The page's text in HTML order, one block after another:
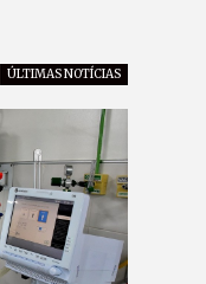
ÚLTIMAS NOTÍCIAS